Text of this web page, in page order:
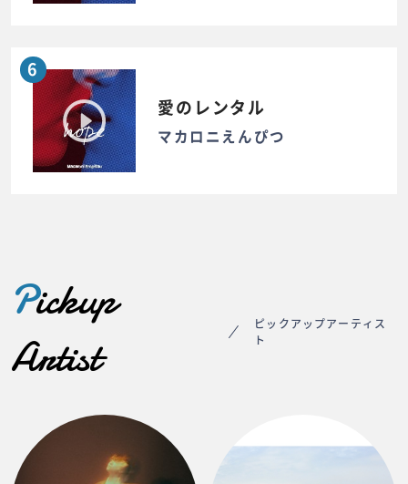
6
愛のレンタル
マカロニえんぴつ
Pickup
Artist
ピックアップアーティス
ト